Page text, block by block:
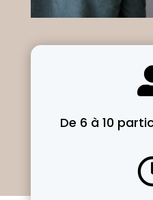
De 6 à 10